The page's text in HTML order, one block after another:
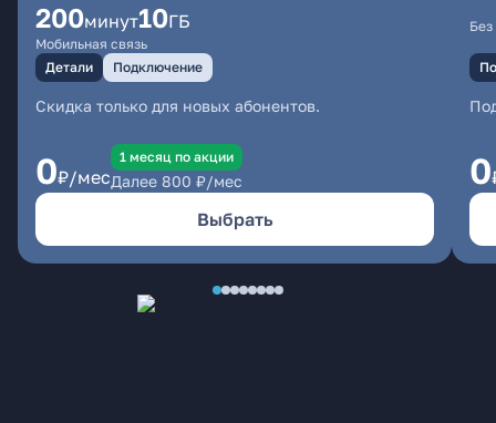
200минут10ГБ
Мобильная связь
Детали
Подключение
Скидка только для новых абонентов.
0₽/мес
1 месяц по акции
Далее 800 ₽/мес
Выбрать
0